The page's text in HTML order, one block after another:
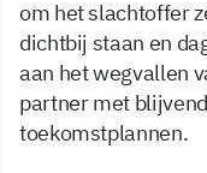
om het slachtoffer
dichtbij staan en
aan het wegvallen
partner met
toekomstplannen.